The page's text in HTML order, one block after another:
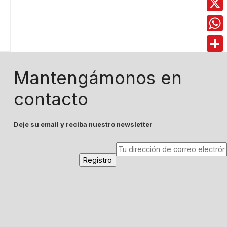
Mantengámonos en
contacto
Deje su email y reciba nuestro newsletter
X